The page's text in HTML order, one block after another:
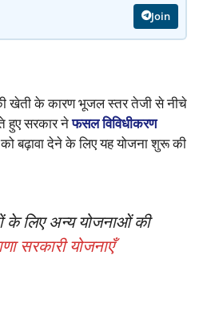
Join
की खेती के कारण भूजल स्तर तेजी से नीचे
हुए सरकार नेफसल विविधीकरण
को बढ़ावा देने के लिए यह योजना शुरू की
के लिए अन्य योजनाओं की
सरकारी योजनाएँ